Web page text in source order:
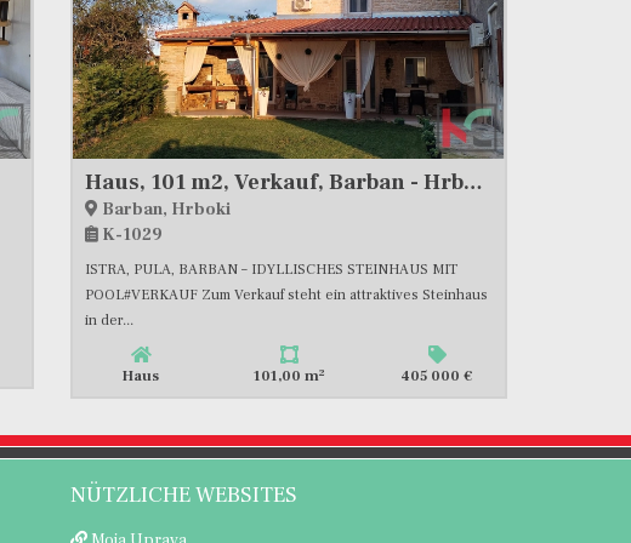
Haus, 101 m2, Verkauf, Barban - Hrboki
Barban, Hrboki
K-1029
ISTRA, PULA, BARBAN – IDYLLISCHES STEINHAUS MIT
POOL#VERKAUF Zum Verkauf steht ein attraktives Steinhaus
in der...
Haus 101,00 m2 405 000 €
NÜTZLICHE WEBSITES